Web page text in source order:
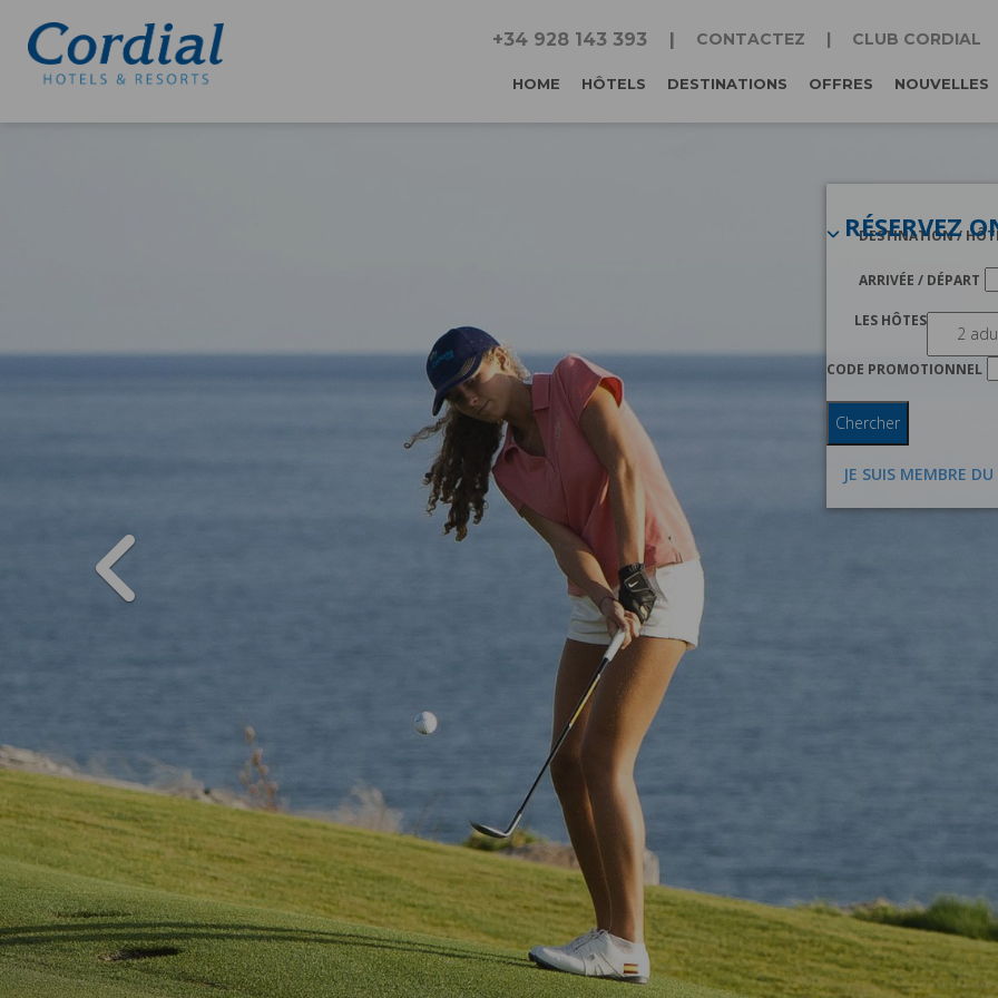
+34 928 143 393 CONTACTEZ CLUB CORDIAL
HOME HÔTELS DESTINATIONS OFFRES NOUVELLES
PREVIOUS
RÉSERVEZ
DESTINATION /
ARRIVÉE / DÉPART
LES HÔTES
CODE PROMOTIONNEL
Chercher
JE SUIS MEMBRE